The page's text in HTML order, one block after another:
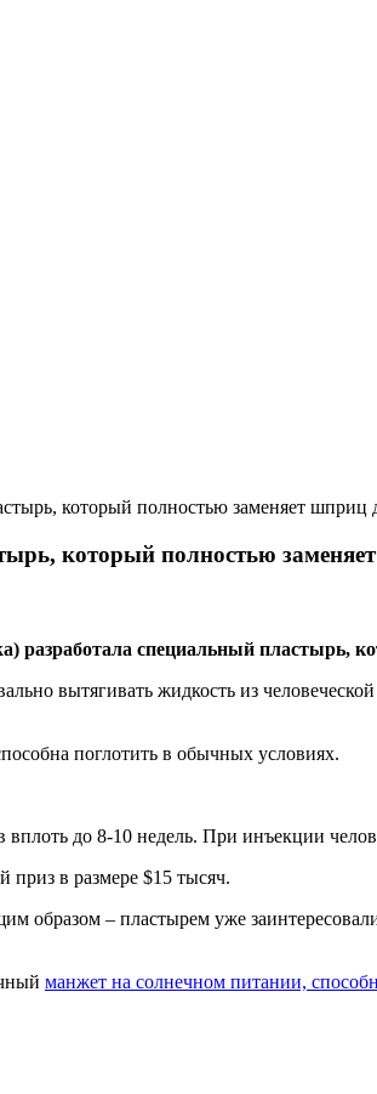
который полностью заменяет шприц
который полностью
разработала специальный пластырь,
вытягивать жидкость из
поглотить в обычных условиях.
вплоть до 8-10 недель. При инъекции
приз в размере $15 тысяч.
образом – пластырем уже
манжет на солнечном питании,